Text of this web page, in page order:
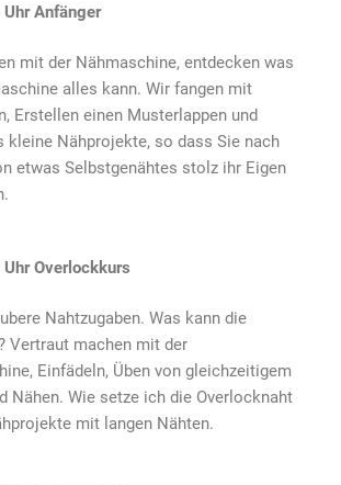
Anfänger
mit der Nähmaschine, entdecken was
alles kann. Wir fangen mit
Erstellen einen Musterlappen und
kleine Nähprojekte, so dass Sie nach
etwas Selbstgenähtes stolz ihr Eigen
Overlockkurs
Nahtzugaben. Was kann die
Vertraut machen mit der
Einfädeln, Üben von gleichzeitigem
Nähen. Wie setze ich die Overlocknaht
mit langen Nähten.